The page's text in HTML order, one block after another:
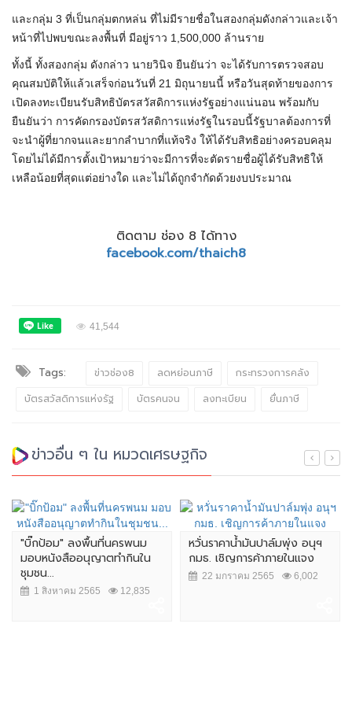
และกลุ่ม 3 ที่เป็นกลุ่มตกหล่น ที่ไม่มีรายชื่อในสองกลุ่มดังกล่าวและเจ้า
หน้าที่ไปพบขณะลงพื้นที่ มีอยู่ราว 1,500,000 ล้านราย
ทั้งนี้ ทั้งสองกลุ่ม ดังกล่าว นายวินิจ ยืนยันว่า จะได้รับการตรวจสอบ
คุณสมบัติให้แล้วเสร็จก่อนวันที่ 21 มิถุนายนนี้ หรือวันสุดท้ายของการ
เปิดลงทะเบียนรับสิทธิบัตรสวัสดิการแห่งรัฐอย่างแน่นอน พร้อมกับ
ยืนยันว่า การคัดกรองบัตรสวัสดิการแห่งรัฐในรอบนี้รัฐบาลต้องการที่
จะนำผู้ที่ยากจนและยากลำบากที่แท้จริง ให้ได้รับสิทธิอย่างครอบคลุม
โดยไม่ได้มีการตั้งเป้าหมายว่าจะมีการที่จะตัดรายชื่อผู้ได้รับสิทธิให้
เหลือน้อยที่สุดแต่อย่างใด และไม่ได้ถูกจำกัดด้วยงบประมาณ
ติดตาม ช่อง 8 ได้ทาง
facebook.com/thaich8
41,544
Tags: ข่าวช่อง8 ลดหย่อนภาษี
กระทรวงการคลัง
บัตรสวัสดิการแห่งรัฐ
บัตรคนจน ลงทะเบียน ยื่นภาษี
ข่าวอื่น ๆ ใน หมวดเศรษฐกิจ
"บิ๊กป้อม" ลงพื้นที่นครพนม
มอบหนังสืออนุญาตทำกินใน
ชุมชน...
1 สิงหาคม 2565 12,835
หวั่นราคาน้ำมันปาล์มพุ่ง อนุฯ
กมธ. เชิญการค้าภายในแจง
22 มกราคม 2565 6,002